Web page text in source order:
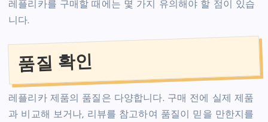
레플리카를 구매할 때에는 몇 가지 유의해야 할 점이 있습
니다.
품질 확인
레플리카 제품의 품질은 다양합니다. 구매 전에 실제 제품
과 비교해 보거나, 리뷰를 참고하여 품질이 믿을 만한지를